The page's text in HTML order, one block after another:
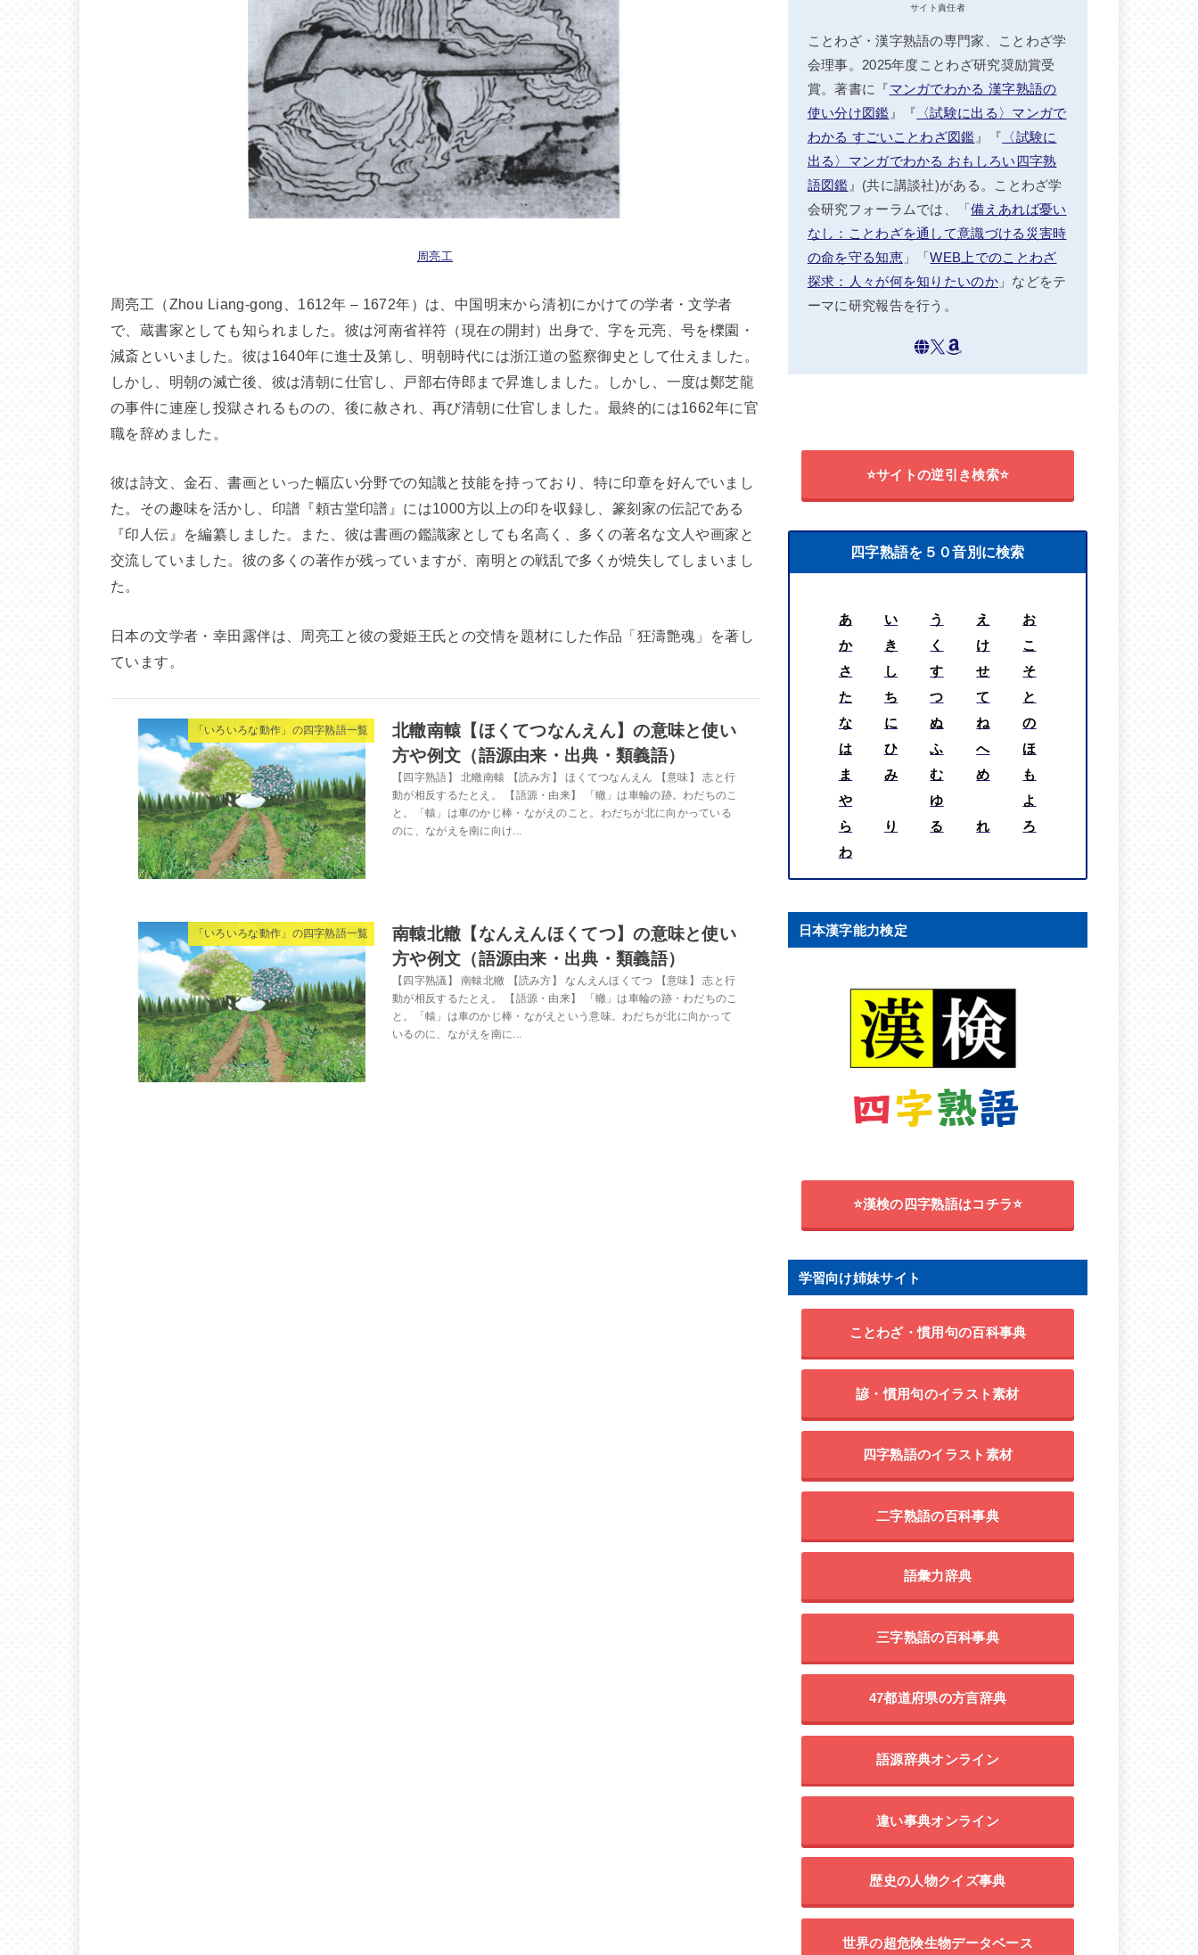
周亮工
周亮工（Zhou Liang-gong、1612年 – 1672年）は、中国明末から清初にかけての学者・文学者
で、蔵書家としても知られました。彼は河南省祥符（現在の開封）出身で、字を元亮、号を櫟園・
減斎といいました。彼は1640年に進士及第し、明朝時代には浙江道の監察御史として仕えました。
しかし、明朝の滅亡後、彼は清朝に仕官し、戸部右侍郎まで昇進しました。しかし、一度は鄭芝龍
の事件に連座し投獄されるものの、後に赦され、再び清朝に仕官しました。最終的には1662年に官
職を辞めました。
彼は詩文、金石、書画といった幅広い分野での知識と技能を持っており、特に印章を好んでいまし
た。その趣味を活かし、印譜『頼古堂印譜』には1000方以上の印を収録し、篆刻家の伝記である
『印人伝』を編纂しました。また、彼は書画の鑑識家としても名高く、多くの著名な文人や画家と
交流していました。彼の多くの著作が残っていますが、南明との戦乱で多くが焼失してしまいまし
た。
日本の文学者・幸田露伴は、周亮工と彼の愛姫王氏との交情を題材にした作品「狂濤艶魂」を著し
ています。
「いろいろな動作」の四字熟語一覧
北轍南轅【ほくてつなんえん】の意味と使い
方や例文（語源由来・出典・類義語）
【四字熟語】 北轍南轅 【読み方】 ほくてつなんえん 【意味】 志と行
動が相反するたとえ。 【語源・由来】 「轍」は車輪の跡。わだちのこ
と。「轅」は車のかじ棒・ながえのこと。わだちが北に向かっている
のに、ながえを南に向け...
「いろいろな動作」の四字熟語一覧
南轅北轍【なんえんほくてつ】の意味と使い
方や例文（語源由来・出典・類義語）
【四字熟議】 南轅北轍 【読み方】 なんえんほくてつ 【意味】 志と行
動が相反するたとえ。 【語源・由来】 「轍」は車輪の跡・わだちのこ
と。「轅」は車のかじ棒・ながえという意味。わだちが北に向かって
いるのに、ながえを南に...
サイト責任者
ことわざ・漢字熟語の専門家、ことわざ学
会理事。2025年度ことわざ研究奨励賞受
賞。著書に『マンガでわかる 漢字熟語の
使い分け図鑑 』『 〈試験に出る〉マンガで
わかる すごいことわざ図鑑 』『 〈試験に
出る〉マンガでわかる おもしろい四字熟
語図鑑 』(共に講談社)がある。ことわざ学
会研究フォーラムでは、「備えあれば憂い
なし：ことわざを通して意識づける災害時
の命を守る知恵」「WEB上でのことわざ
探求：人々が何を知りたいのか」などをテ
ーマに研究報告を行う。
⭐サイトの逆引き検索⭐
四字熟語を５０音別に検索
あ い う え
お
か
き く け
こ
さ
し す せ
そ
た
ち つ て
と
な
に ぬ ね
の
は
ひ ふ へ
ほ
ま
み む め
も
や
ゆ
よ
ら
り る れ
ろ
わ
日本漢字能力検定
⭐漢検の四字熟語はコチラ⭐
学習向け姉妹サイト
ことわざ・慣用句の百科事典
諺・慣用句のイラスト素材
四字熟語のイラスト素材
二字熟語の百科事典
語彙力辞典
三字熟語の百科事典
47都道府県の方言辞典
語源辞典オンライン
違い事典オンライン
歴史の人物クイズ事典
世界の超危険生物データベース